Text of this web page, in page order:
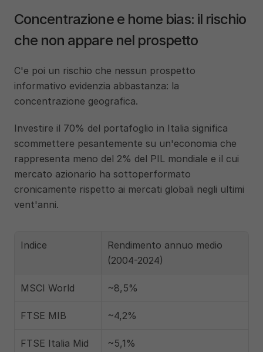
Concentrazione e home bias: il rischio
che non appare nel prospetto
C'e poi un rischio che nessun prospetto
informativo evidenzia abbastanza: la
concentrazione geografica.
Investire il 70% del portafoglio in Italia significa
scommettere pesantemente su un'economia che
rappresenta meno del 2% del PIL mondiale e il cui
mercato azionario ha sottoperformato
cronicamente rispetto ai mercati globali negli ultimi
vent'anni.
Indice
Rendimento annuo medio
(2004-2024)
MSCI World ~8,5%
FTSE MIB ~4,2%
FTSE Italia Mid
~5,1%